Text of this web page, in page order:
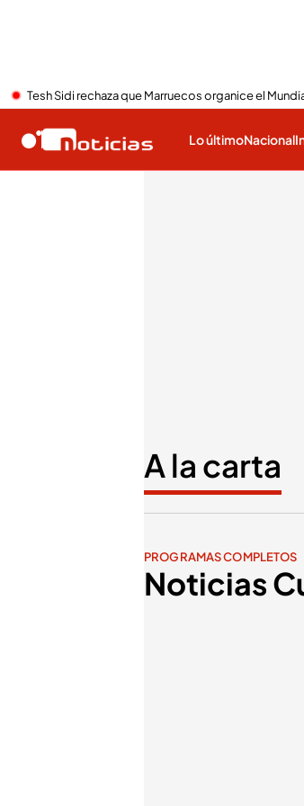
Tesh Sidi rechaza que Marruecos organice el
Lo últimoNacional
A la carta
PROGRAMAS COMPLETOS
Noticias